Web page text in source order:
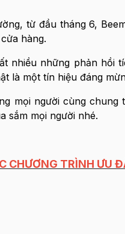
từ đầu tháng 6,
hàng.
nhiều những phản hồi
là một tín hiệu đáng
mọi người cùng
sắm mọi người nhé.
CHƯƠNG TRÌNH ƯU